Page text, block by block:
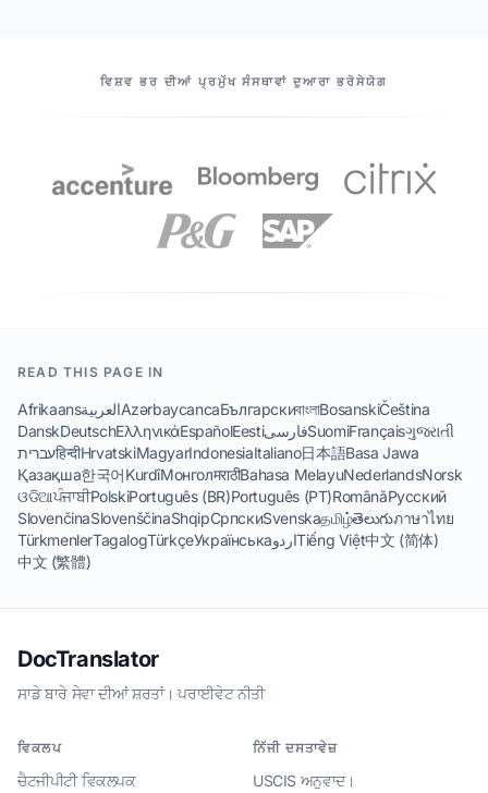
ਵਿਸ਼ਵ ਭਰ ਦੀਆਂ ਪ੍ਰਮੁੱਖ ਸੰਸਥਾਵਾਂ ਦੁਆਰਾ ਭਰੋਸੇਯੋਗ
READ THIS PAGE IN
AfrikaansالعربيةAzərbaycancaБългарскиবাংলাBosanskiČeština
DanskDeutschΕλληνικάEspañolEestiفارسیSuomiFrançaisગુજરાતી
עבריתहिन्दीHrvatskiMagyarIndonesiaItaliano日本語Basa Jawa
Қазақша한국어KurdîМонголमराठीBahasa MelayuNederlandsNorsk
ଓଡିଆਪੰਜਾਬੀPolskiPortuguês (BR)Português (PT)RomânăРусский
SlovenčinaSlovenščinaShqipСрпскиSvenskaதமிழ்తెలుగుภาษาไทย
TürkmenlerTagalogTürkçeУкраїнськаاردوTiếng Việt中文 (简体)
中文 (繁體)
DocTranslator
ਸਾਡੇ ਬਾਰੇ·ਸੇਵਾ ਦੀਆਂ ਸ਼ਰਤਾਂ। ·ਪਰਾਈਵੇਟ ਨੀਤੀ
ਵਿਕਲਪ
ਚੈਟਜੀਪੀਟੀ ਵਿਕਲਪਕ
ਨਿੱਜੀ ਦਸਤਾਵੇਜ਼
USCIS ਅਨੁਵਾਦ।